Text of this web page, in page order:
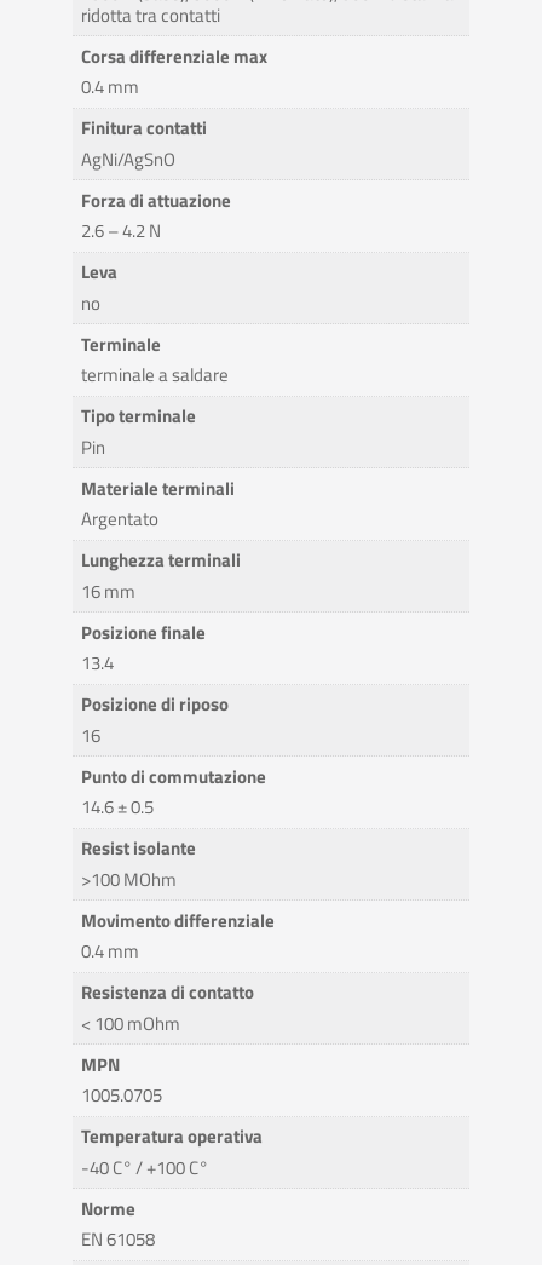
ridotta tra contatti
Corsa differenziale max
0.4 mm
Finitura contatti
AgNi/AgSnO
Forza di attuazione
2.6 – 4.2 N
Leva
no
Terminale
terminale a saldare
Tipo terminale
Pin
Materiale terminali
Argentato
Lunghezza terminali
16 mm
Posizione finale
13.4
Posizione di riposo
16
Punto di commutazione
14.6 ± 0.5
Resist isolante
>100 MOhm
Movimento differenziale
0.4 mm
Resistenza di contatto
< 100 mOhm
MPN
1005.0705
Temperatura operativa
-40 C° / +100 C°
Norme
EN 61058